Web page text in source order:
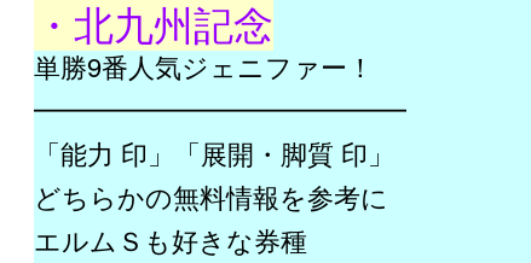
・北九州記念
単勝9番人気ジェニファー！
━━━━━━━━━━━━━━
「能力 印」「展開・脚質 印」
どちらかの無料情報を参考に
エルムＳも好きな券種